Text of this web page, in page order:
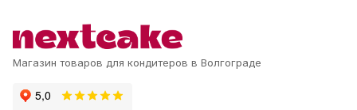
Магазин товаров для кондитеров в Волгограде